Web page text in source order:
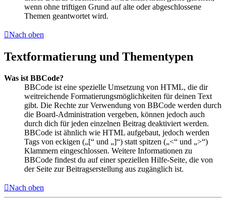
wenn ohne triftigen Grund auf alte oder abgeschlossene
Themen geantwortet wird.
Nach oben
Textformatierung und Thementypen
Was ist BBCode?
BBCode ist eine spezielle Umsetzung von HTML, die dir
weitreichende Formatierungsmöglichkeiten für deinen Text
gibt. Die Rechte zur Verwendung von BBCode werden durch
die Board-Administration vergeben, können jedoch auch
durch dich für jeden einzelnen Beitrag deaktiviert werden.
BBCode ist ähnlich wie HTML aufgebaut, jedoch werden
Tags von eckigen („[“ und „]“) statt spitzen („<“ und „>“)
Klammern eingeschlossen. Weitere Informationen zu
BBCode findest du auf einer speziellen Hilfe-Seite, die von
der Seite zur Beitragserstellung aus zugänglich ist.
Nach oben